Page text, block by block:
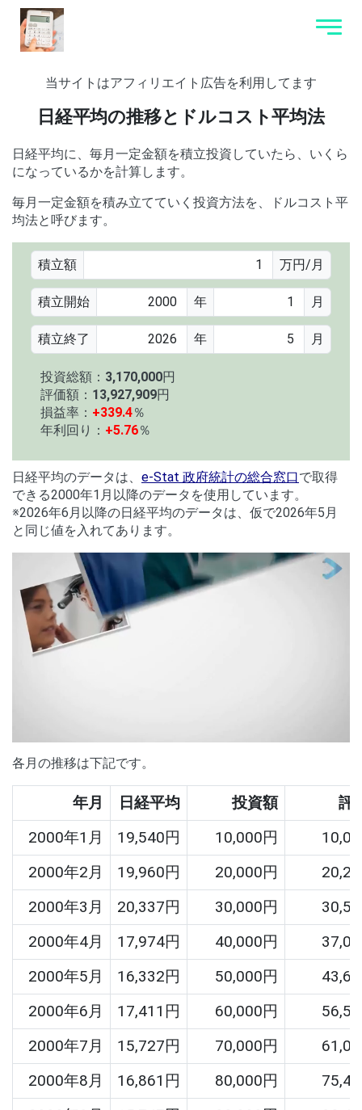
当サイトはアフィリエイト広告を利用してます
日経平均の推移とドルコスト平均法
日経平均に、毎月一定金額を積立投資していたら、いくら
になっているかを計算します。
毎月一定金額を積み立てていく投資方法を、ドルコスト平
均法と呼びます。
積立額 万円/月
積立開始 年 月
積立終了 年 月
投資総額： 3,170,000円
評価額： 13,927,909円
損益率： +339.4％
年利回り： +5.76％
日経平均のデータは、 e-Stat 政府統計の総合窓口で取得
できる2000年1月以降のデータを使用しています。
※2026年6月以降の日経平均のデータは、仮で2026年5月
と同じ値を入れてあります。
各月の推移は下記です。
年月 日経平均 投資額
評
2000年1月
19,540円 10,000円
2000年2月
19,960円 20,000円
2000年3月
20,337円 30,000円
2000年4月
17,974円 40,000円
2000年5月
16,332円 50,000円
2000年6月
17,411円 60,000円
2000年7月
15,727円 70,000円
2000年8月
16,861円 80,000円